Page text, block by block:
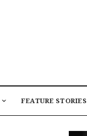
FEATURE STORIES